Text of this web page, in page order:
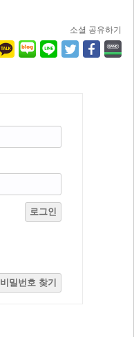
소셜 공유하기
로그인
비밀번호 찾기